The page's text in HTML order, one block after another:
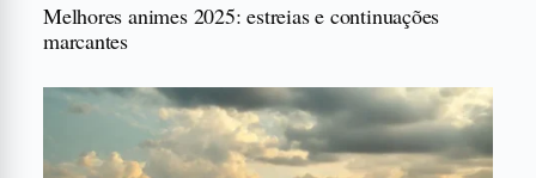
Melhores animes 2025: estreias e continuações
marcantes